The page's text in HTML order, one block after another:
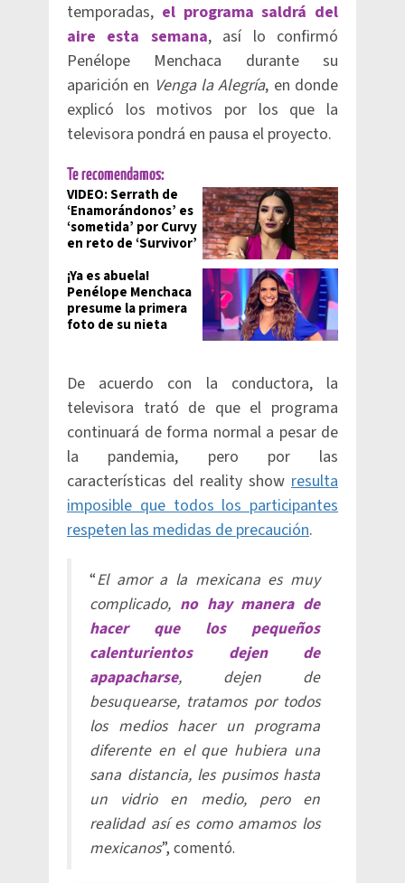
temporadas, el programa saldrá del
aire esta semana, así lo confirmó
Penélope Menchaca durante su
aparición en Venga la Alegría, en donde
explicó los motivos por los que la
televisora pondrá en pausa el proyecto.
Te recomendamos:
VIDEO: Serrath de
‘Enamorándonos’ es
‘sometida’ por Curvy
en reto de ‘Survivor’
¡Ya es abuela!
Penélope Menchaca
presume la primera
foto de su nieta
De acuerdo con la conductora, la
televisora trató de que el programa
continuará de forma normal a pesar de
la pandemia, pero por las
características del reality show resulta
imposible que todos los participantes
respeten las medidas de precaución.
“El amor a la mexicana es muy
complicado, no hay manera de
hacer que los pequeños
calenturientos dejen de
apapacharse, dejen de
besuquearse, tratamos por todos
los medios hacer un programa
diferente en el que hubiera una
sana distancia, les pusimos hasta
un vidrio en medio, pero en
realidad así es como amamos los
mexicanos”, comentó.